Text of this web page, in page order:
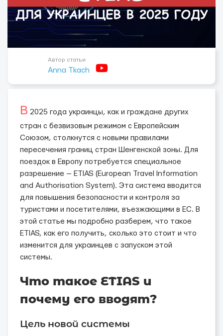
Автор статьи
Anna Tkach
В 2025 года украинцы, как и граждане других
стран с безвизовым режимом с Европейским
Союзом, столкнутся с новыми правилами
пересечения границ стран Шенгенской зоны. Для
поездок в Европу потребуется специальное
разрешение — ETIAS (European Travel Information
and Authorisation System). Эта система вводится
для повышения безопасности и контроля за
туристами и посетителями, въезжающими в ЕС. В
этой статье мы подробно разберем, что такое
ETIAS, как его получить, сколько это стоит и что
изменится для украинцев с запуском этой
системы.
Что такое ETIAS и
почему его вводят?
Цель новой системы